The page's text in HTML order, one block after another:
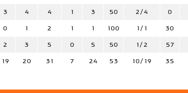
0
2/4
50
3
1
4
4
3
30
1/1
100
1
1
2
1
0
57
1/2
50
5
0
5
3
2
35
10/19
53
24
7
31
20
19